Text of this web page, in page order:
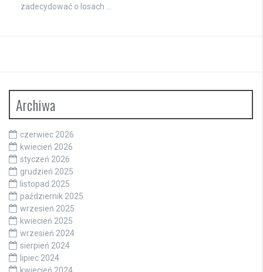
zadecydować o losach …
Archiwa
czerwiec 2026
kwiecień 2026
styczeń 2026
grudzień 2025
listopad 2025
październik 2025
wrzesień 2025
kwiecień 2025
wrzesień 2024
sierpień 2024
lipiec 2024